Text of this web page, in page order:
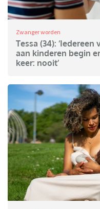
Zwanger worden
Tessa (34):
aan kinderen begin
keer: nooit’